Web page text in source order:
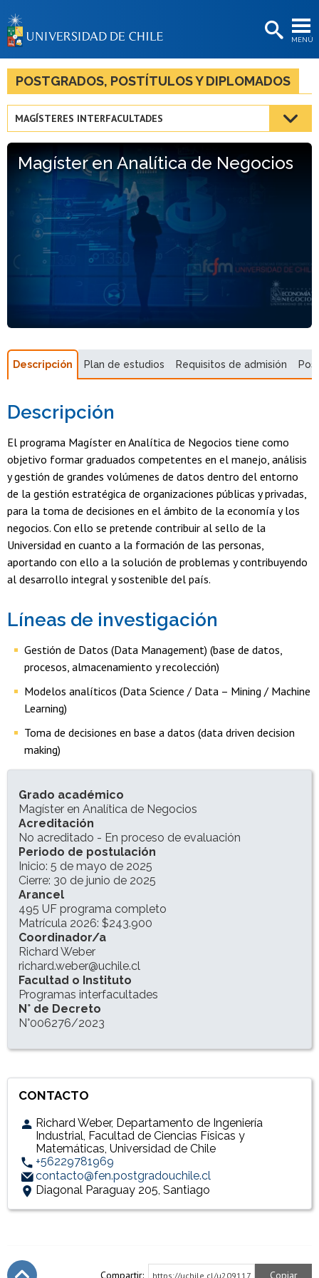
MENÚ
BIBLIOTECAS
LA UNIVERSIDAD
Estudiantes
Académicas/os
Funcionarias/os
Egresadas/os
POSTGRADOS, POSTÍTULOS Y DIPLOMADOS
MAGÍSTERES INTERFACULTADES
Magíster en Analítica de Negocios
Descripción Plan de estudios Requisitos de admisión
Descripción
El programa Magíster en Analítica de Negocios tiene como
objetivo formar graduados competentes en el manejo, análisis
y gestión de grandes volúmenes de datos dentro del entorno
de la gestión estratégica de organizaciones públicas y privadas,
para la toma de decisiones en el ámbito de la economía y los
negocios. Con ello se pretende contribuir al sello de la
Universidad en cuanto a la formación de las personas,
aportando con ello a la solución de problemas y contribuyendo
al desarrollo integral y sostenible del país.
Líneas de investigación
Gestión de Datos (Data Management) (base de datos,
procesos, almacenamiento y recolección)
Modelos analíticos (Data Science / Data – Mining / Machine
Learning)
Toma de decisiones en base a datos (data driven decision
making)
INFORMACIÓN DEL PROGRAMA
Grado académico
Magíster en Analítica de Negocios
Acreditación
No acreditado - En proceso de evaluación
Periodo de postulación
Inicio: 5 de mayo de 2025
Cierre: 30 de junio de 2025
Arancel
495 UF programa completo
Matrícula 2026: $243.900
Coordinador/a
Richard Weber
richard.weber@uchile.cl
Facultad o Instituto
Programas interfacultades
N° de Decreto
N°006276/2023
CONTACTO
Richard Weber, Departamento de Ingeniería
Industrial, Facultad de Ciencias Físicas y
Matemáticas, Universidad de Chile
+56229781969
contacto@fen.postgradouchile.cl
Diagonal Paraguay 205, Santiago
Compartir: https://uchile.cl/u209117 Copiar